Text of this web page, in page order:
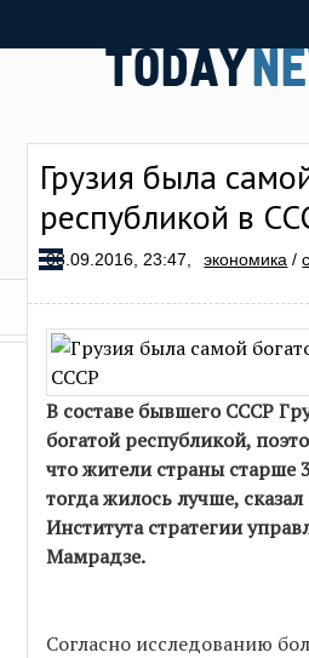
Грузия была
республикой в
08.09.2016, 23:47, экономика /
В составе бывшего СССР
богатой республикой,
что жители страны старше
тогда жилось лучше,
Института стратегии
Мамрадзе.
Согласно исследованию